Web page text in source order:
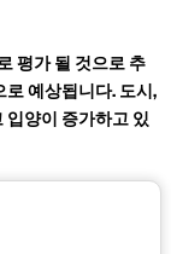
평가 될 것으로 추
예상됩니다. 도시,
입양이 증가하고 있